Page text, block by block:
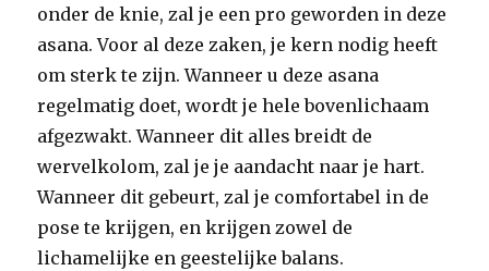
onder de knie, zal je een pro geworden in deze
asana. Voor al deze zaken, je kern nodig heeft
om sterk te zijn. Wanneer u deze asana
regelmatig doet, wordt je hele bovenlichaam
afgezwakt. Wanneer dit alles breidt de
wervelkolom, zal je je aandacht naar je hart.
Wanneer dit gebeurt, zal je comfortabel in de
pose te krijgen, en krijgen zowel de
lichamelijke en geestelijke balans.